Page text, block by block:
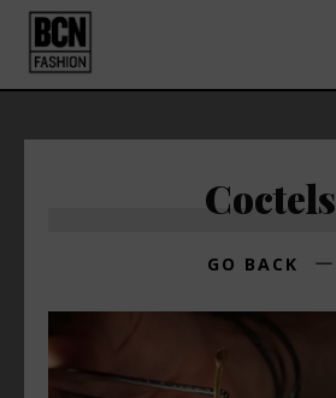
Coctels
GO BACK